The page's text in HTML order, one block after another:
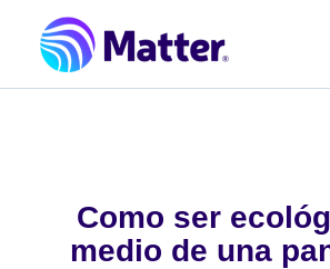
contenido
Como ser
medio de una